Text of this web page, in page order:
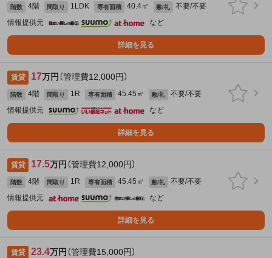
階数 4階 間取り 1LDK 専有面積 40.4㎡ 敷/礼
不要/不要
情報提供元
など
詳細を見る
賃貸 17万円 （管理費12,000円）
階数 4階 間取り 1R 専有面積 45.45㎡ 敷/礼
不要/不要
情報提供元
など
詳細を見る
賃貸 17.5万円 （管理費12,000円）
階数 4階 間取り 1R 専有面積 45.45㎡ 敷/礼
不要/不要
情報提供元
など
詳細を見る
賃貸 23.4万円 （管理費15,000円）